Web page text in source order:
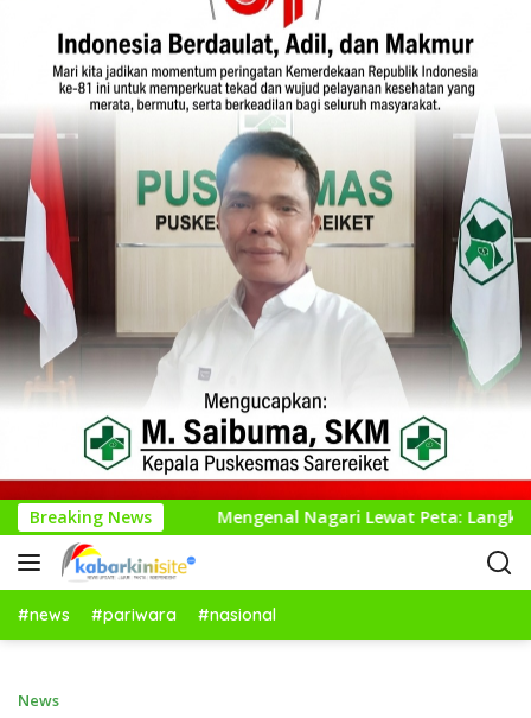
Breaking NewsMengenal Nagari Lewat Peta: Langkah Kecil untuk
#news #pariwara #nasional
News